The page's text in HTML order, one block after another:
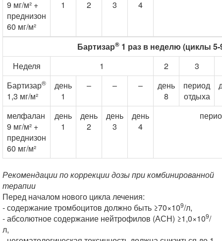
9 мг/м² +
преднизон
60 мг/м²
1
2
3
4
Бартизар®1 раз в неделю (циклы 5-
Неделя
1 2
3
Бартизар®
1,3 мг/м²
день
1
– – –
день
8
период
отдыха
мелфалан
9 мг/м² +
преднизон
60 мг/м²
день
1
день
2
день
3
день
4
Рекомендации по коррекции дозы при комбинированной
терапии
Перед началом нового цикла лечения:
- содержание тромбоцитов должно быть ≥70×109/л,
- абсолютное содержание нейтрофилов (АСН) ≥1,0×109/
л,